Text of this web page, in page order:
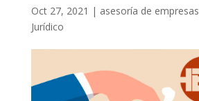
Oct 27, 2021 | asesoría de empresas
Jurídico